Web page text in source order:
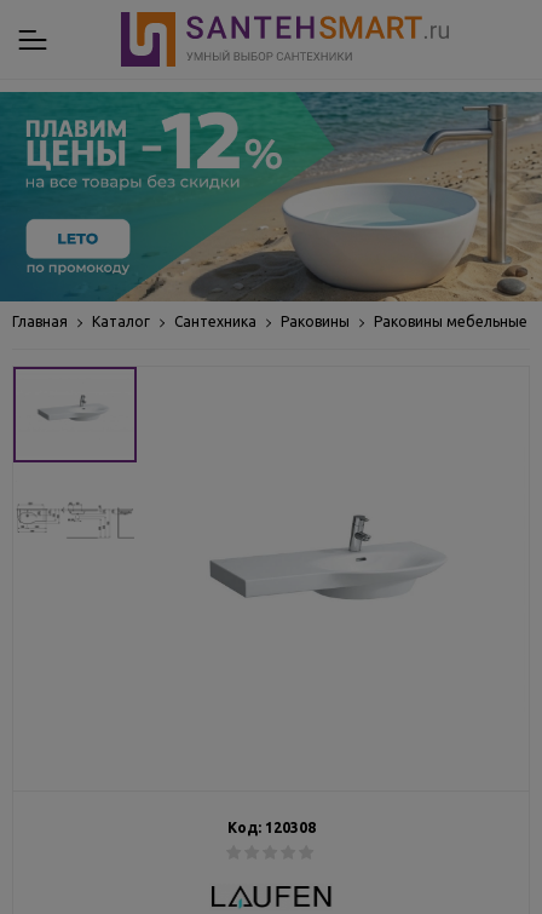
Главная Каталог Сантехника Раковины Раковины мебельные
Код: 120308